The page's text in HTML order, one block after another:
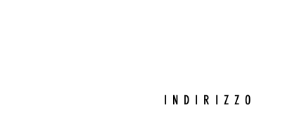
INDIRIZZO